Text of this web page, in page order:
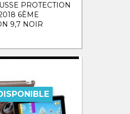
PROTECTION
6ÈME
9,7 NOIR